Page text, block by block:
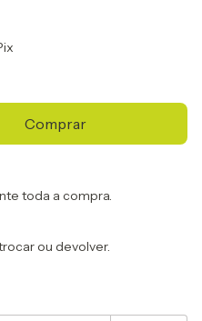
toda a compra.
ou devolver.